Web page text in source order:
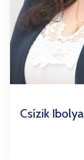
Csízik Ibolya